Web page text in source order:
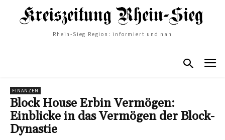
Rhein-Sieg Region: informiert und nah
FINANZEN
Block House Erbin Vermögen:
Einblicke in das Vermögen der Block-
Dynastie